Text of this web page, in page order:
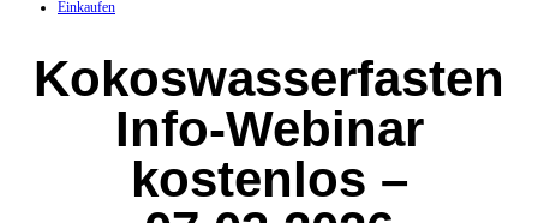
Einkaufen
Kokoswasserfasten
Info-Webinar
kostenlos –